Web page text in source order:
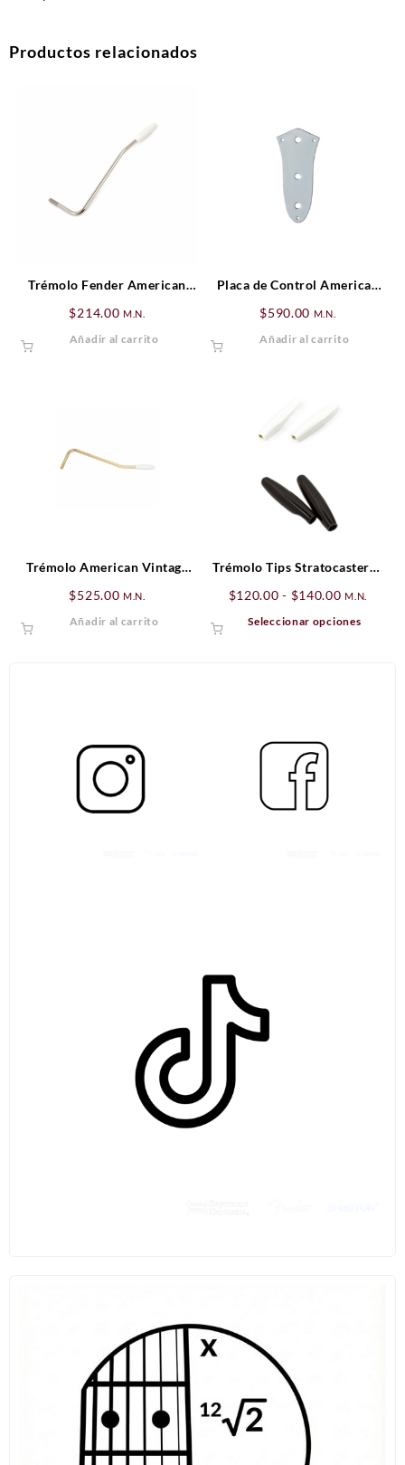
Productos relacionados
Trémolo Fender American
Stratocaster®, Cromado para
zurdo
$214.00 M.N.
Añadir al carrito
Placa de Control American
Cromada (3-Orificios)
$590.00 M.N.
Añadir al carrito
Trémolo American Vintage
$525.00 M.N.
Añadir al carrito
Trémolo Tips Stratocaster®,
$120.00 - $140.00Rango
M.N.
Seleccionar opciones